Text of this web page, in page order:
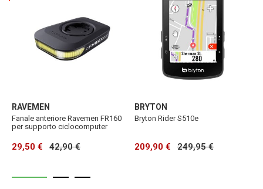
RAVEMEN
Fanale anteriore Ravemen FR160
per supporto ciclocomputer
29,50 € 42,90 €
BRYTON
Bryton Rider S510e
209,90 € 249,95 €